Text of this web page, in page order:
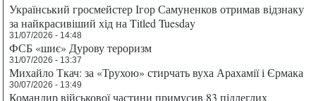
Український гросмейстер Ігор Самуненков отримав відзнаку
за найкрасивіший хід на Titled Tuesday
31/07/2026 - 14:48
ФСБ «шиє» Дурову тероризм
31/07/2026 - 13:37
Михайло Ткач: за «Трухою» стирчать вуха Арахамії і Єрмака
30/07/2026 - 13:49
Командир військової частини примусив 83 підлеглих